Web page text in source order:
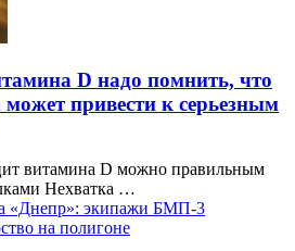
D надо помнить, что
может привести к серьезным
витамина D можно правильным
Нехватка …